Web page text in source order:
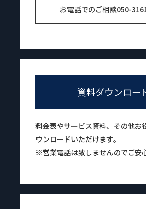
お電話でのご相談050-
資料ダウンロー
料金表やサービス資料、その他お
ウンロードいただけます。
※営業電話は致しませんのでご安